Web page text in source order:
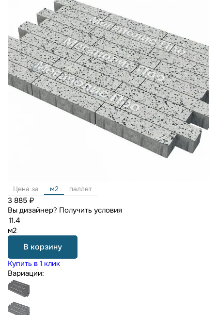
Цена за м2 паллет
3 885 ₽
Вы дизайнер? Получить условия
м2
В корзину
Купить в 1 клик
Вариации: